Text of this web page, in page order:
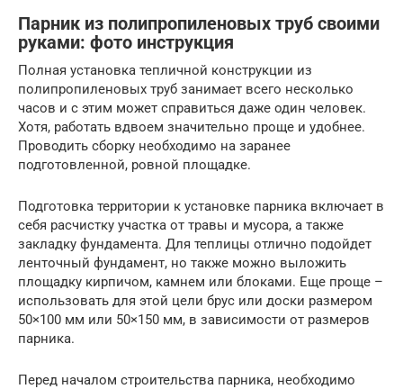
Парник из полипропиленовых труб своими
руками: фото инструкция
Полная установка тепличной конструкции из
полипропиленовых труб занимает всего несколько
часов и с этим может справиться даже один человек.
Хотя, работать вдвоем значительно проще и удобнее.
Проводить сборку необходимо на заранее
подготовленной, ровной площадке.
Подготовка территории к установке парника включает в
себя расчистку участка от травы и мусора, а также
закладку фундамента. Для теплицы отлично подойдет
ленточный фундамент, но также можно выложить
площадку кирпичом, камнем или блоками. Еще проще –
использовать для этой цели брус или доски размером
50×100 мм или 50×150 мм, в зависимости от размеров
парника.
Перед началом строительства парника, необходимо